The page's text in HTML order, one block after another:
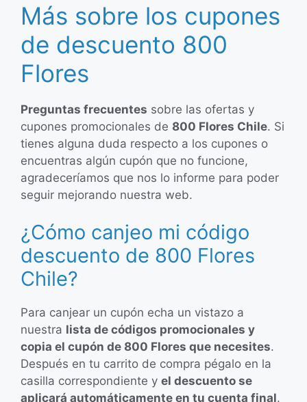
Más sobre los cupones
de descuento 800
Flores
Preguntas frecuentes sobre las ofertas y
cupones promocionales de 800 Flores Chile. Si
tienes alguna duda respecto a los cupones o
encuentras algún cupón que no funcione,
agradeceríamos que nos lo informe para poder
seguir mejorando nuestra web.
¿Cómo canjeo mi código
descuento de 800 Flores
Chile?
Para canjear un cupón echa un vistazo a
nuestra lista de códigos promocionales y
copia el cupón de 800 Flores que necesites.
Después en tu carrito de compra pégalo en la
casilla correspondiente y el descuento se
aplicará automáticamente en tu cuenta final.